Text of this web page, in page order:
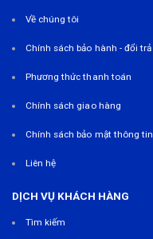
Về chúng tôi
Chính sách bảo hành - đổi trả
Phương thức thanh toán
Chính sách giao hàng
Chính sách bảo mật thông tin
Liên hệ
DỊCH VỤ KHÁCH HÀNG
Tìm kiếm